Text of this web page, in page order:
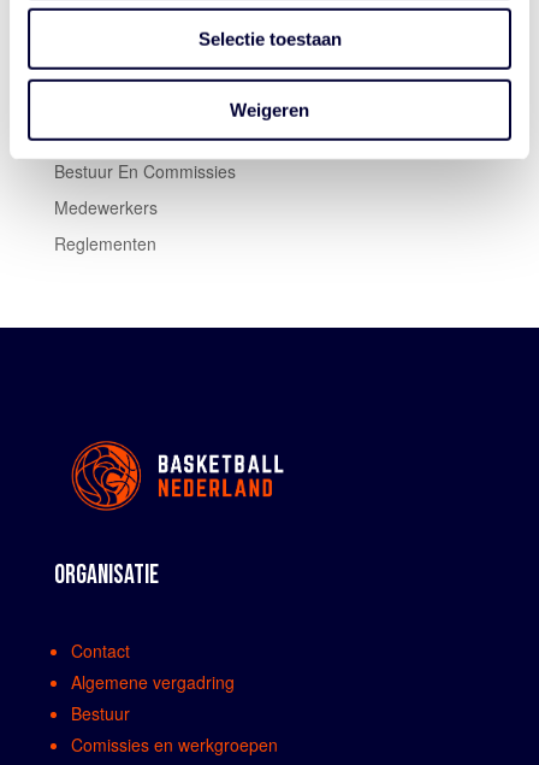
Selectie toestaan
Weigeren
Algemene Vergadering
Bestuur En Commissies
Medewerkers
Reglementen
ORGANISATIE
Contact
Algemene vergadring
Bestuur
Comissies en werkgroepen